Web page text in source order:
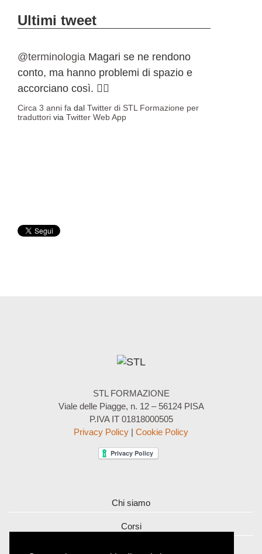
Ultimi tweet
@terminologia Magari se ne rendono
conto, ma hanno problemi di spazio e
accorciano così. 🤷‍♀️
Circa 3 anni fa dal Twitter di STL Formazione per
traduttori via Twitter Web App
STL FORMAZIONE
Viale delle Piagge, n. 12 – 56124 PISA
P.IVA IT 01818000505
Privacy Policy | Cookie Policy
Chi siamo
Corsi